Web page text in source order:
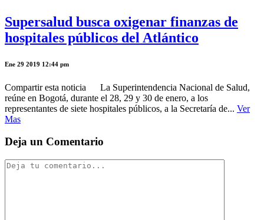
Supersalud busca oxigenar finanzas de
hospitales públicos del Atlántico
Ene 29 2019 12:44 pm
Compartir esta noticia La Superintendencia Nacional de Salud,
reúne en Bogotá, durante el 28, 29 y 30 de enero, a los
representantes de siete hospitales públicos, a la Secretaría de... Ver
Mas
Deja un Comentario